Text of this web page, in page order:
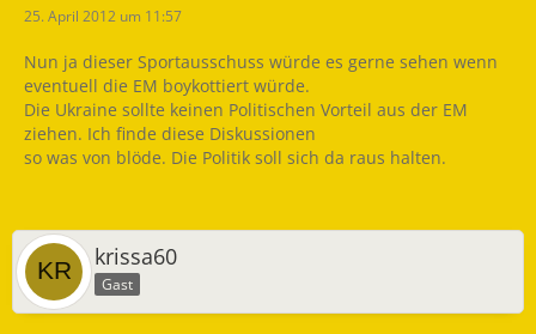
25. April 2012 um 11:57
Nun ja dieser Sportausschuss würde es gerne sehen wenn
eventuell die EM boykottiert würde.
Die Ukraine sollte keinen Politischen Vorteil aus der EM
ziehen. Ich finde diese Diskussionen
so was von blöde. Die Politik soll sich da raus halten.
krissa60
Gast